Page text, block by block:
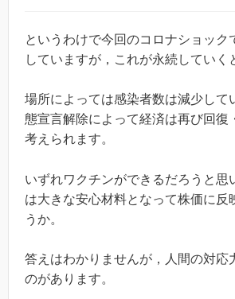
というわけで今回のコロナショック
していますが，これが永続していく
場所によっては感染者数は減少して
態宣言解除によって経済は再び回復
考えられます。
いずれワクチンができるだろうと思
は大きな安心材料となって株価に反
うか。
答えはわかりませんが，人間の対応
のがあります。